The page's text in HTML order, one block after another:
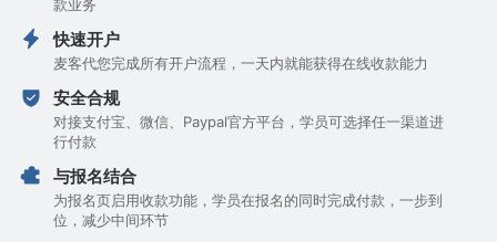
款业务
快速开户
麦客代您完成所有开户流程，一天内就能获得在线收款能力
安全合规
对接支付宝、微信、Paypal官方平台，学员可选择任一渠道进
行付款
与报名结合
为报名页启用收款功能，学员在报名的同时完成付款，一步到
位，减少中间环节